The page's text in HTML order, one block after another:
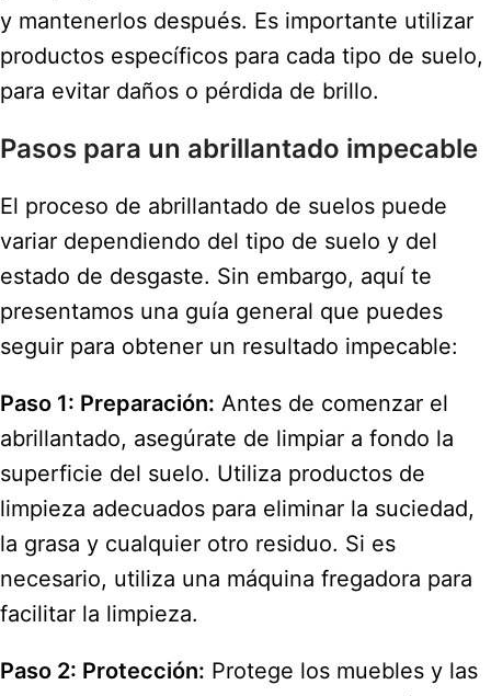
y mantenerlos después. Es importante utilizar
productos específicos para cada tipo de suelo,
para evitar daños o pérdida de brillo.
Pasos para un abrillantado impecable
El proceso de abrillantado de suelos puede
variar dependiendo del tipo de suelo y del
estado de desgaste. Sin embargo, aquí te
presentamos una guía general que puedes
seguir para obtener un resultado impecable:
Paso 1: Preparación: Antes de comenzar el
abrillantado, asegúrate de limpiar a fondo la
superficie del suelo. Utiliza productos de
limpieza adecuados para eliminar la suciedad,
la grasa y cualquier otro residuo. Si es
necesario, utiliza una máquina fregadora para
facilitar la limpieza.
Paso 2: Protección: Protege los muebles y las